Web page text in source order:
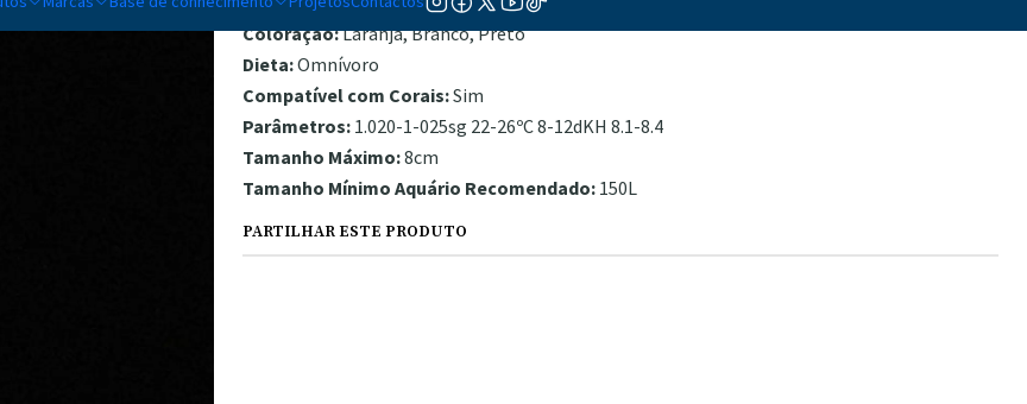
Coloração:Laranja, Branco, Preto
Dieta:Omnívoro
Compatível com Corais:Sim
Parâmetros: 1.020-1-025sg 22-26ºC 8-12dKH 8.1-8.4
Tamanho Máximo:8cm
Tamanho Mínimo Aquário Recomendado: 150L
PARTILHAR ESTE PRODUTO